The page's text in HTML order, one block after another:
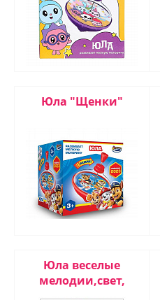
Юла "Щенки"
Юла веселые
мелодии,свет,